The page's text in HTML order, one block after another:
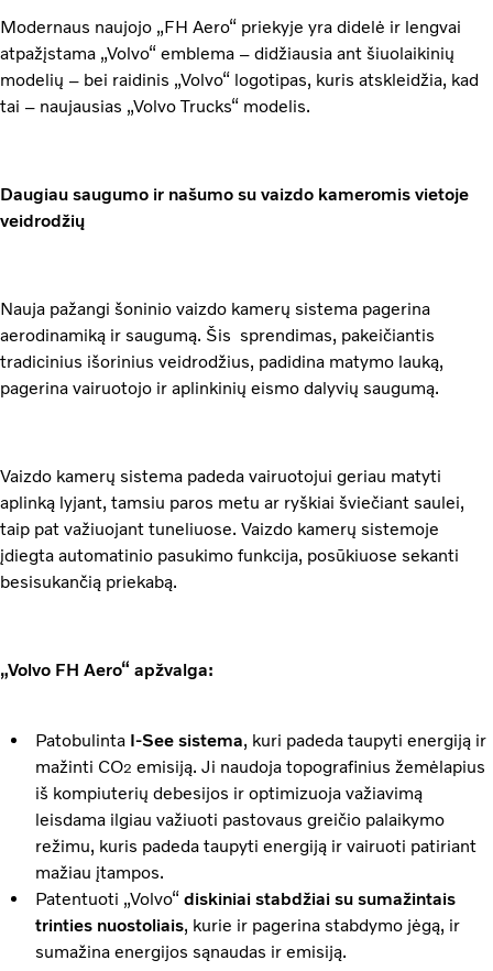
Modernaus naujojo „FH Aero“ priekyje yra didelė ir lengvai
atpažįstama „Volvo“ emblema – didžiausia ant šiuolaikinių
modelių – bei raidinis „Volvo“ logotipas, kuris atskleidžia, kad
tai – naujausias „Volvo Trucks“ modelis.
Daugiau saugumo ir našumo su vaizdo kameromis vietoje
veidrodžių
Nauja pažangi šoninio vaizdo kamerų sistema pagerina
aerodinamiką ir saugumą. Šis sprendimas, pakeičiantis
tradicinius išorinius veidrodžius, padidina matymo lauką,
pagerina vairuotojo ir aplinkinių eismo dalyvių saugumą.
Vaizdo kamerų sistema padeda vairuotojui geriau matyti
aplinką lyjant, tamsiu paros metu ar ryškiai šviečiant saulei,
taip pat važiuojant tuneliuose. Vaizdo kamerų sistemoje
įdiegta automatinio pasukimo funkcija, posūkiuose sekanti
besisukančią priekabą.
„Volvo FH Aero“ apžvalga:
Patobulinta I-See sistema, kuri padeda taupyti energiją ir
mažinti CO2 emisiją. Ji naudoja topografinius žemėlapius
iš kompiuterių debesijos ir optimizuoja važiavimą
leisdama ilgiau važiuoti pastovaus greičio palaikymo
režimu, kuris padeda taupyti energiją ir vairuoti patiriant
mažiau įtampos.
Patentuoti „Volvo“ diskiniai stabdžiai su sumažintais
trinties nuostoliais, kurie ir pagerina stabdymo jėgą, ir
sumažina energijos sąnaudas ir emisiją.